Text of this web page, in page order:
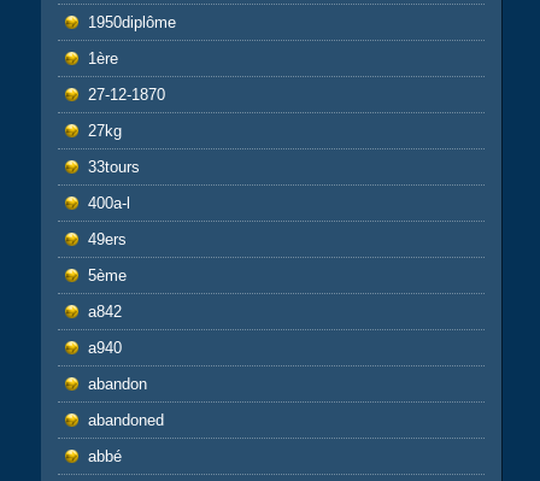
1950diplôme
1ère
27-12-1870
27kg
33tours
400a-l
49ers
5ème
a842
a940
abandon
abandoned
abbé